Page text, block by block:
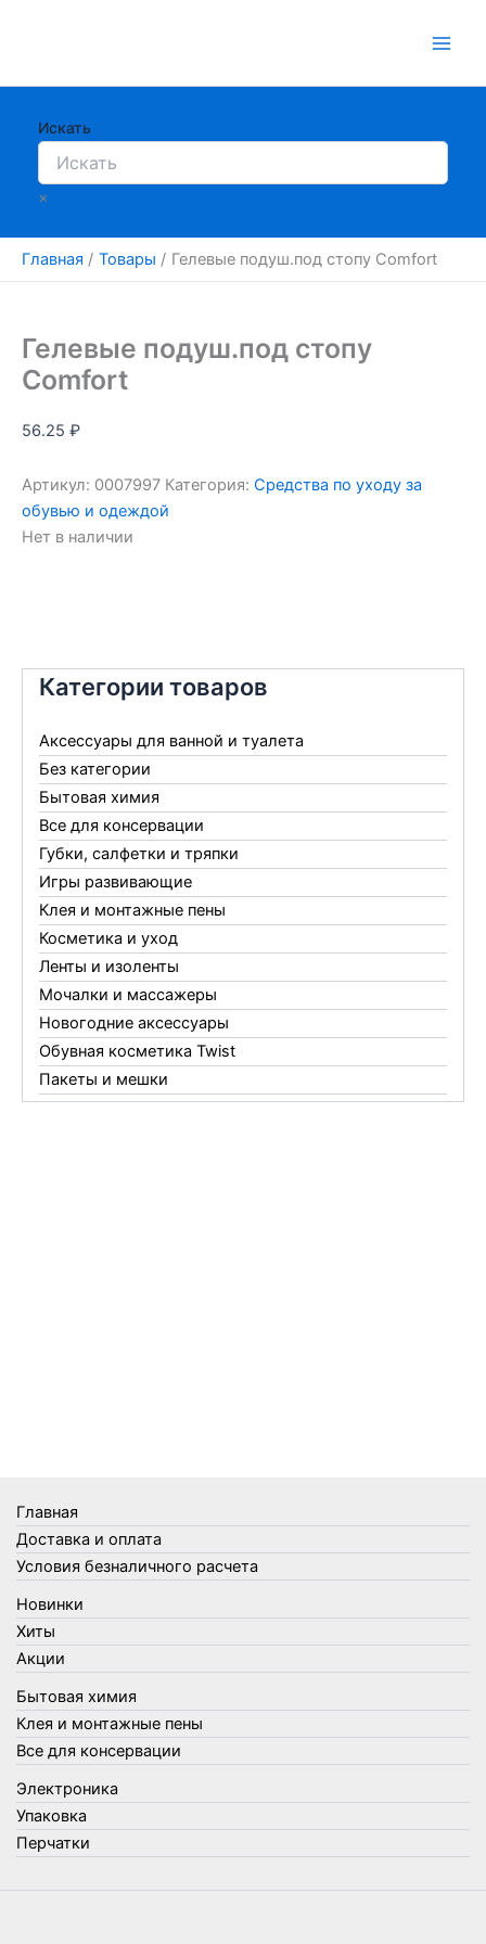
Искать
×
Главная Товары Гелевые подуш.под стопу Comfort
Категории товаров
Аксессуары для ванной и туалета
Без категории
Бытовая химия
Все для консервации
Губки, салфетки и тряпки
Игры развивающие
Клея и монтажные пены
Косметика и уход
Ленты и изоленты
Мочалки и массажеры
Новогодние аксессуары
Обувная косметика Twist
Пакеты и мешки
Перчатки
Товары для кухни
Товары для сада и огорода
Товары для туризма и отдыха
Упаковка
Утеплители и прочее
Фонари, лампы и удлинители
Хозяйственные товары
Швабры, стекломои, черенки и насадки
Шнуры, веревки и шпагаты
Электроника
Элементы питания
Гелевые подуш.под стопу
Comfort
56.25 ₽
Артикул: 0007997 Категория: Средства по уходу за
обувью и одеждой
Нет в наличии
Главная
Доставка и оплата
Условия безналичного расчета
Новинки
Хиты
Акции
Бытовая химия
Клея и монтажные пены
Все для консервации
Электроника
Упаковка
Перчатки